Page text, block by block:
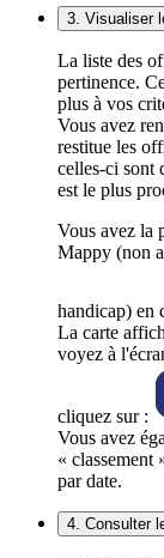
3. Visualiser
La liste des
pertinence.
plus à vos
Vous avez
restitue les
celles-ci sont
est le plus
Vous avez la
Mappy (non
handicap) en
La carte
voyez à
cliquez sur :
Vous avez
« classement
par date.
4. Consulter